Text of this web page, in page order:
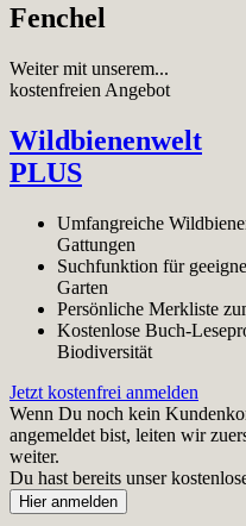
Fenchel
Weiter mit unserem...
kostenfreien Angebot
Wildbienenwelt
PLUS
Umfangreiche
Gattungen
Suchfunktion für
Garten
Persönliche Merkliste
Kostenlose Buch-
Biodiversität
Jetzt kostenfrei anmelden
Wenn Du noch kein
angemeldet bist, leiten wir
weiter.
Du hast bereits unser